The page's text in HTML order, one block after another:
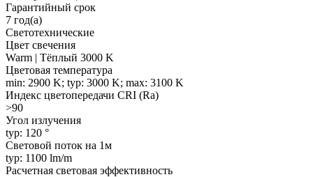
Гарантийный срок
7 год(а)
Светотехнические
Цвет свечения
Warm | Тёплый 3000 K
Цветовая температура
min: 2900 K; typ: 3000 K; max: 3100 K
Индекс цветопередачи CRI (Ra)
>90
Угол излучения
typ: 120 °
Световой поток на 1м
typ: 1100 lm/m
Расчетная световая эффективность